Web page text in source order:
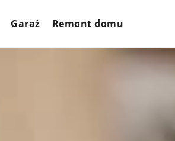
Garaż Remont domu